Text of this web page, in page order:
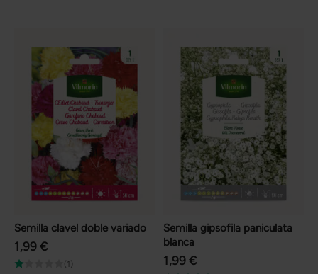
Semilla clavel doble variado
1,99 €
(1)
Semilla gipsofila paniculata
blanca
1,99 €